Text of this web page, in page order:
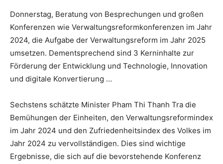
Donnerstag, Beratung von Besprechungen und großen
Konferenzen wie Verwaltungsreformkonferenzen im Jahr
2024, die Aufgabe der Verwaltungsreform im Jahr 2025
umsetzen. Dementsprechend sind 3 Kerninhalte zur
Förderung der Entwicklung und Technologie, Innovation
und digitale Konvertierung …
Sechstens schätzte Minister Pham Thi Thanh Tra die
Bemühungen der Einheiten, den Verwaltungsreformindex
im Jahr 2024 und den Zufriedenheitsindex des Volkes im
Jahr 2024 zu vervollständigen. Dies sind wichtige
Ergebnisse, die sich auf die bevorstehende Konferenz